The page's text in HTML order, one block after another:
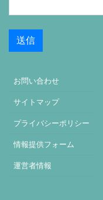
お問い合わせ
サイトマップ
プライバシーポリシー
情報提供フォーム
運営者情報